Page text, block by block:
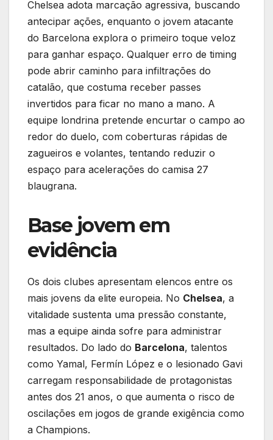
Chelsea adota marcação agressiva, buscando
antecipar ações, enquanto o jovem atacante
do Barcelona explora o primeiro toque veloz
para ganhar espaço. Qualquer erro de timing
pode abrir caminho para infiltrações do
catalão, que costuma receber passes
invertidos para ficar no mano a mano. A
equipe londrina pretende encurtar o campo ao
redor do duelo, com coberturas rápidas de
zagueiros e volantes, tentando reduzir o
espaço para acelerações do camisa 27
blaugrana.
Base jovem em
evidência
Os dois clubes apresentam elencos entre os
mais jovens da elite europeia. No Chelsea, a
vitalidade sustenta uma pressão constante,
mas a equipe ainda sofre para administrar
resultados. Do lado do Barcelona, talentos
como Yamal, Fermín López e o lesionado Gavi
carregam responsabilidade de protagonistas
antes dos 21 anos, o que aumenta o risco de
oscilações em jogos de grande exigência como
a Champions.